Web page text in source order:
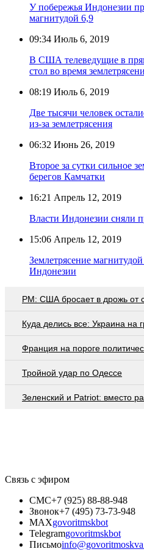
У побережья Индонезии
магнитудой 6,9
09:34 Июль 6, 2019
В США телеведущие в
стол во время
08:19 Июль 6, 2019
Две тысячи человек
из-за землетрясения
06:32 Июнь 26, 2019
Второе за сутки сильное
берегов Камчатки
16:21 Апрель 12, 2019
Власти Индонезии сняли
15:06 Апрель 12, 2019
Землетрясение
Индонезии
PM: США бросает в дрожь от
Куда делись все: Украина на
Франция на пороге
Тройной удар по Одессe
Зеленский и Patriot: вместо
Связь с эфиром
СМС+7 (925) 88-88-948
Звонок+7 (495) 73-73-948
MAXgovoritmskbot
Telegramgovoritmskbot
Письмо